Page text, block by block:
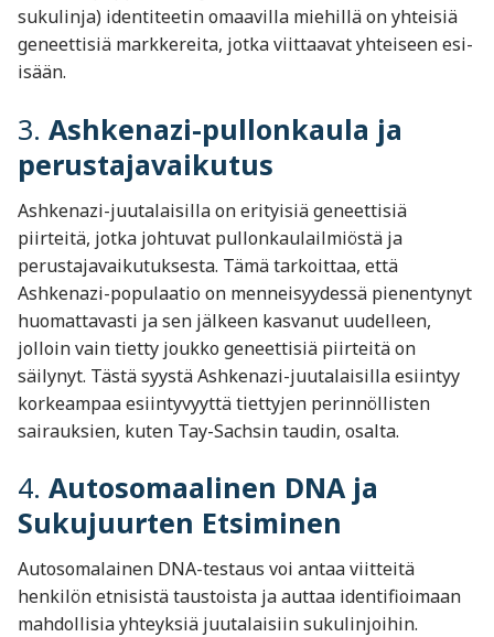
sukulinja) identiteetin omaavilla miehillä on yhteisiä
geneettisiä markkereita, jotka viittaavat yhteiseen esi-
isään.
3. Ashkenazi-pullonkaula ja
perustajavaikutus
Ashkenazi-juutalaisilla on erityisiä geneettisiä
piirteitä, jotka johtuvat pullonkaulailmiöstä ja
perustajavaikutuksesta. Tämä tarkoittaa, että
Ashkenazi-populaatio on menneisyydessä pienentynyt
huomattavasti ja sen jälkeen kasvanut uudelleen,
jolloin vain tietty joukko geneettisiä piirteitä on
säilynyt. Tästä syystä Ashkenazi-juutalaisilla esiintyy
korkeampaa esiintyvyyttä tiettyjen perinnöllisten
sairauksien, kuten Tay-Sachsin taudin, osalta.
4. Autosomaalinen DNA ja
Sukujuurten Etsiminen
Autosomalainen DNA-testaus voi antaa viitteitä
henkilön etnisistä taustoista ja auttaa identifioimaan
mahdollisia yhteyksiä juutalaisiin sukulinjoihin.